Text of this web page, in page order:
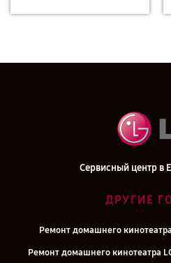
Сервисный центр в
ДРУГИЕ
Ремонт домашнего
Ремонт домашнего кинотеатра